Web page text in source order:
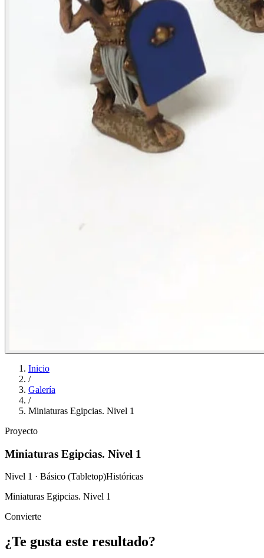
Inicio
/
Galería
/
Miniaturas Egipcias. Nivel 1
Proyecto
Miniaturas Egipcias. Nivel 1
Nivel 1 · Básico (Tabletop)Históricas
Miniaturas Egipcias. Nivel 1
Convierte
¿Te gusta este resultado?